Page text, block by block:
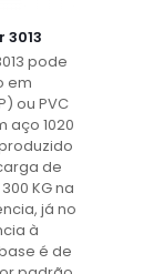
3013
pode
em
ou PVC
aço 1020
de
KG na
já no
à
é de